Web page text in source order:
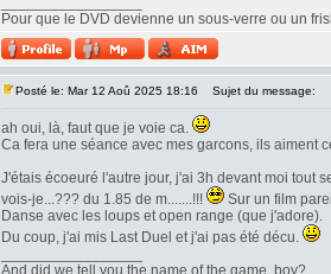
Pour que le DVD devienne un sous-verre ou un
Posté le: Mar 12 Aoû 2025 18:16 Sujet du message:
ah oui, là, faut que je voie ca.
Ca fera une séance avec mes garcons, ils aiment
J'étais écoeuré l'autre jour, j'ai 3h devant moi tout
vois-je...??? du 1.85 de m.......!!!
Sur un film
Danse avec les loups et open range (que j'adore).
Du coup, j'ai mis Last Duel et j'ai pas été décu.
And did we tell you the name of the game, boy?